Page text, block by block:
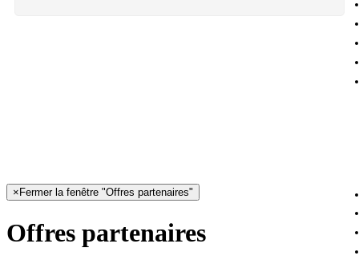
× Fermer la fenêtre "Offres partenaires"
Offres partenaires